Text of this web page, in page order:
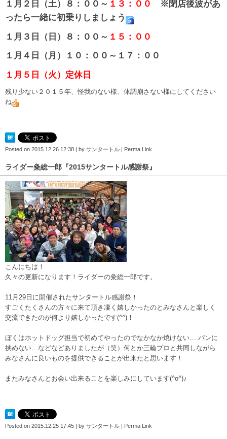
１月２日（土）８：００～ １３：００
※閉店後波があ
ったら一緒に初乗りしましょう
１月３日（日）８：００～ １５：００
１月４日（月）１０：００～１７：００
１月５日（火）定休日
残り少ない２０１５年、怪我のない様、体調崩さない様にしてください
ね
Posted on 2015.12.26 12:38 | by サンタートル | Perma Link
ライダー粂総一郎『2015サンタートル感謝祭』
こんにちは！
久々の更新になります！ライダーの粂総一郎です。
11月29日に開催されたサンタートル感謝祭！
すごくたくさんの方々に来て頂き凄く嬉しかったのとみなさんと楽しく
交流できたのが何より嬉しかったです(^^)！
ぼくはホットドッグ担当で初めてやったのでなかなか焼けない….パンに
挟めない…などなどありましたが（笑）何とか三輪プロと共同しながら
みなさんに良いものを提供できることが出来たと思います！
またみなさんとお会い出来ることを楽しみにしています(^o^)♪
Posted on 2015.12.25 17:45 | by サンタートル | Perma Link